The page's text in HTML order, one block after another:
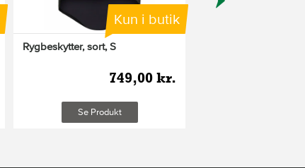
Kun i butik
Rygbeskytter, sort, S
749,00 kr.
Se Produkt